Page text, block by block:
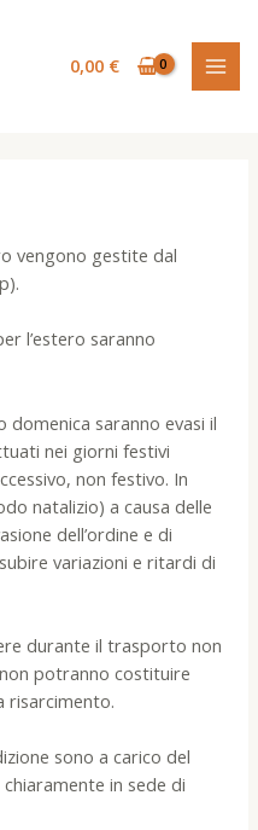
0,00 €
vengono gestite dal
l’estero saranno
saranno evasi il
nei giorni festivi
non festivo. In
natalizio) a causa delle
dell’ordine e di
variazioni e ritardi di
durante il trasporto non
potranno costituire
risarcimento.
sono a carico del
in sede di